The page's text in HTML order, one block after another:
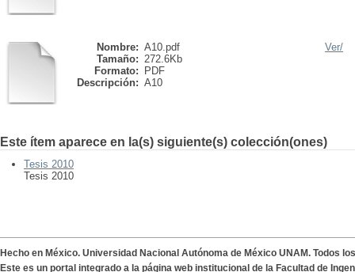
Nombre: A10.pdf
Tamaño: 272.6Kb
Formato:
PDF
Descripción: A10
Ver/
Este ítem aparece en la(s) siguiente(s) colección(ones)
Tesis 2010
Tesis 2010
Hecho en México. Universidad Nacional Autónoma de México UNAM. Todos
Este es un portal integrado a la página web institucional de la Facultad de